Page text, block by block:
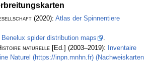
(2020): Atlas der Spinnentiere
Benelux spider distribution maps
.
naturelle [Ed.] (2003–2019):
Inventaire
Naturel (https://inpn.mnhn.fr) (Nachweiskarten